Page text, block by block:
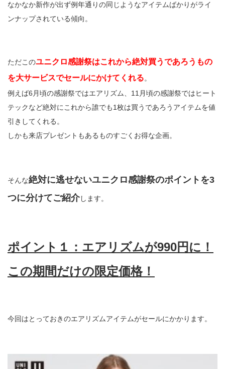
なかなか新作が出ず例年通りの同じようなアイテムばかりがライ
ンナップされている傾向。
ただこのユニクロ感謝祭はこれから絶対買うであろうもの
を大サービスでセールにかけてくれる。
例えば6月頃の感謝祭ではエアリズム、11月頃の感謝祭ではヒート
テックなど絶対にこれから誰でも1枚は買うであろうアイテムを値
引きしてくれる。
しかも来店プレゼントもあるものすごくお得な企画。
そんな絶対に逃せないユニクロ感謝祭のポイントを3
つに分けてご紹介します。
ポイント１：エアリズムが990円に！
この期間だけの限定価格！
今回はとっておきのエアリズムアイテムがセールにかかります。